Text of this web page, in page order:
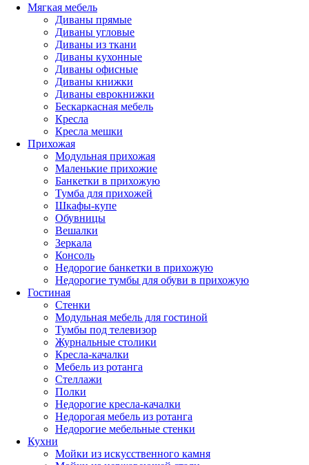
Мягкая мебель
Диваны прямые
Диваны угловые
Диваны из ткани
Диваны кухонные
Диваны офисные
Диваны книжки
Диваны еврокнижки
Бескаркасная мебель
Кресла
Кресла мешки
Прихожая
Модульная прихожая
Маленькие прихожие
Банкетки в прихожую
Тумба для прихожей
Шкафы-купе
Обувницы
Вешалки
Зеркала
Консоль
Недорогие банкетки в прихожую
Недорогие тумбы для обуви в прихожую
Гостиная
Стенки
Модульная мебель для гостиной
Тумбы под телевизор
Журнальные столики
Кресла-качалки
Мебель из ротанга
Стеллажи
Полки
Недорогие кресла-качалки
Недорогая мебель из ротанга
Недорогие мебельные стенки
Кухни
Мойки из искусственного камня